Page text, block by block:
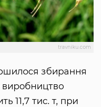
travniku.com
збирання
виробництво
11,7 тис. т, при